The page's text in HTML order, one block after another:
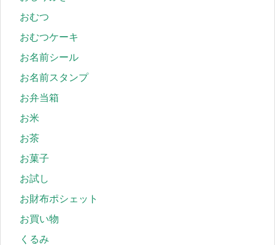
おむつ
おむつケーキ
お名前シール
お名前スタンプ
お弁当箱
お米
お茶
お菓子
お試し
お財布ポシェット
お買い物
くるみ